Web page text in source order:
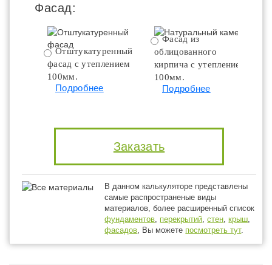
Фасад:
Отштукатуренный
фасад с утеплением
100мм.
Подробнее
Фасад из
облицованного
кирпича с утеплением
100мм.
Подробнее
Заказать
В данном калькуляторе представлены
самые распространеные виды
материалов, более расширенный список
фундаментов, перекрытий,стен,крыш,
фасадов, Вы можете посмотреть тут.